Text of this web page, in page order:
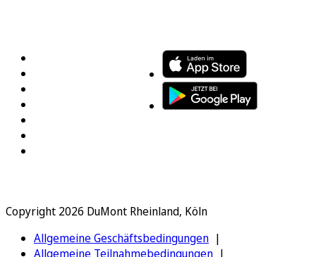
Copyright 2026 DuMont Rheinland, Köln
Allgemeine Geschäftsbedingungen
Allgemeine Teilnahmebedingungen